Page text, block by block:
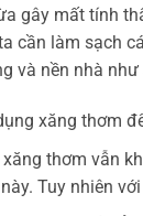
gây mất tính
cần làm sạch
và nền nhà như
xăng thơm
xăng thơm vẫn
Tuy nhiên